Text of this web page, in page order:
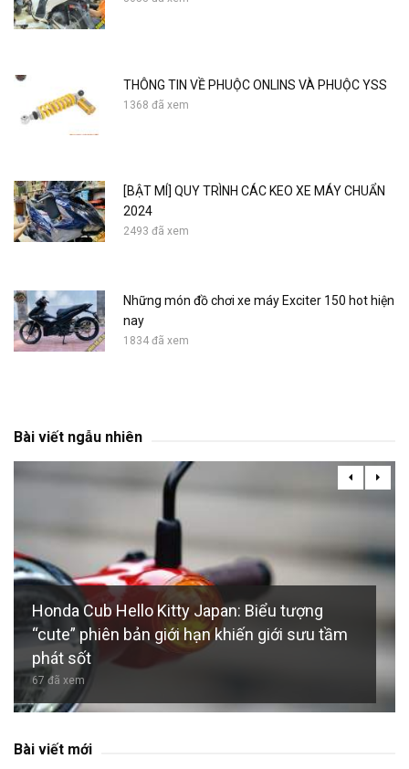
THÔNG TIN VỀ PHUỘC ONLINS VÀ PHUỘC YSS
1368 đã xem
[BẬT MÍ] QUY TRÌNH CÁC KEO XE MÁY CHUẨN
2024
2493 đã xem
Những món đồ chơi xe máy Exciter 150 hot hiện
nay
1834 đã xem
Bài viết ngẫu nhiên
Honda Cub Hello Kitty Japan: Biểu tượng
“cute” phiên bản giới hạn khiến giới sưu tầm
phát sốt
67 đã xem
Bài viết mới